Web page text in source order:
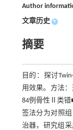
Author
文章历史 +
摘要
目的：探讨
用效果。方法
84例骨性Ⅱ类错
签法分为对照
治器，研究组